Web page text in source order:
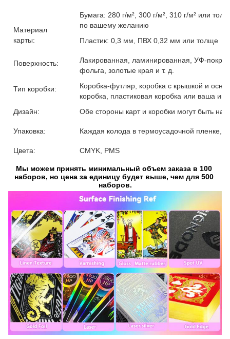
Материал
карты:
Бумага: 280 г/м², 300 г/м², 310 г/м² или
по вашему желанию
Пластик: 0,3 мм, ПВХ 0,32 мм или толще
Поверхность:
Лакированная, ламинированная, УФ-
фольга, золотые края и т. д.
Тип коробки:
Коробка-футляр, коробка с крышкой и
коробка, пластиковая коробка или ваша
Дизайн:
Обе стороны карт и коробки могут быть
Упаковка: Каждая колода в термоусадочной пленке,
Цвета: CMYK, PMS
Мы можем принять минимальный объем заказа в 100
наборов, но цена за единицу будет выше, чем для 500
наборов.